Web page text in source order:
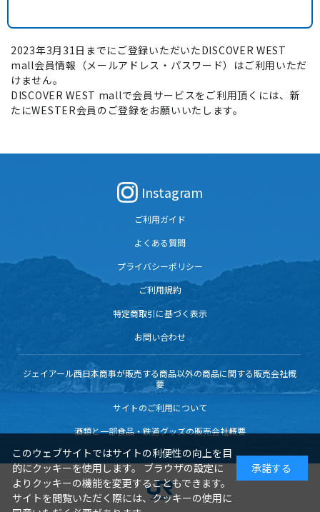
2023年3月31日までにご登録いただいたDISCOVER WEST
mall会員情報（メールアドレス・パスワード）はご利用いただ
けません。
DISCOVER WEST mallで会員サービスをご利用頂くには、新
たにWESTER会員のご登録をお願いいたします。
Instagram
ご利用ガイド
よくある質問
プライバシーポリシー
ご利用規約
特定商取引に基づく表示
お問い合わせ
ジェイアール西日本商事が販売する商品以外の商品に関する販売会社概
要
サイトのご利用について
酒類と一部食品・鉄道グッズの販売会社概要
このウェブサイトではサイトの利便性の向上を目
的にクッキーを使用します。 ブラウザの設定に
よりクッキーの機能を変更することもできます。
サイトを閲覧いただく際には、クッキーの使用に
承諾する